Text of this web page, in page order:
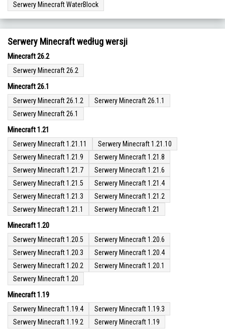
Serwery Minecraft WaterBlock
Serwery Minecraft według wersji
Minecraft 26.2
Serwery Minecraft 26.2
Minecraft 26.1
Serwery Minecraft 26.1.2
Serwery Minecraft 26.1.1
Serwery Minecraft 26.1
Minecraft 1.21
Serwery Minecraft 1.21.11
Serwery Minecraft 1.21.10
Serwery Minecraft 1.21.9
Serwery Minecraft 1.21.8
Serwery Minecraft 1.21.7
Serwery Minecraft 1.21.6
Serwery Minecraft 1.21.5
Serwery Minecraft 1.21.4
Serwery Minecraft 1.21.3
Serwery Minecraft 1.21.2
Serwery Minecraft 1.21.1
Serwery Minecraft 1.21
Minecraft 1.20
Serwery Minecraft 1.20.5
Serwery Minecraft 1.20.6
Serwery Minecraft 1.20.3
Serwery Minecraft 1.20.4
Serwery Minecraft 1.20.2
Serwery Minecraft 1.20.1
Serwery Minecraft 1.20
Minecraft 1.19
Serwery Minecraft 1.19.4
Serwery Minecraft 1.19.3
Serwery Minecraft 1.19.2
Serwery Minecraft 1.19